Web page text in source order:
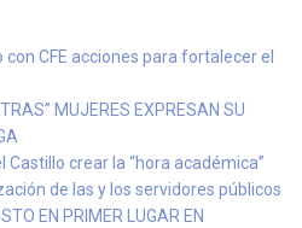
CFE acciones para fortalecer el
MUJERES EXPRESAN SU
crear la “hora académica”
de las y los servidores públicos
EN PRIMER LUGAR EN